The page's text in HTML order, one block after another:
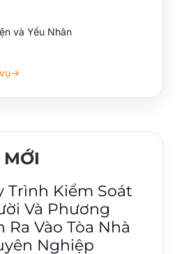
và Yếu Nhân
→
MỚI
Trình Kiểm Soát
Và Phương
Ra Vào Tòa Nhà
Nghiệp